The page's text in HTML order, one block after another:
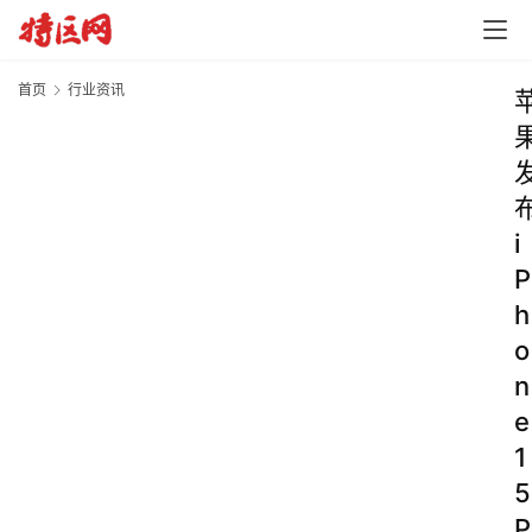
首页 行业资讯
i
P
h
o
n
e
1
5